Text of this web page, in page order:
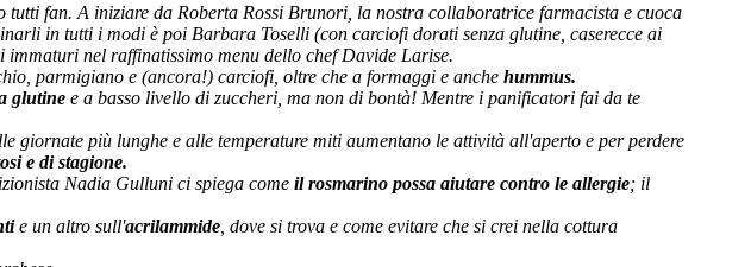
fan. A iniziare da Roberta Rossi Brunori, la nostra collaboratrice farmacista e cuoca
in tutti i modi è poi Barbara Toselli (con carciofi dorati senza glutine, caserecce ai
nel raffinatissimo menu dello chef Davide Larise.
parmigiano e (ancora!) carciofi, oltre che a formaggi e anche hummus.
glutine e a basso livello di zuccheri, ma non di bontà! Mentre i panificatori fai da te
più lunghe e alle temperature miti aumentano le attività all'aperto e per perdere
e di stagione.
Nadia Gulluni ci spiega come il rosmarino possa aiutare contro le allergie; il
e un altro sull'acrilammide , dove si trova e come evitare che si crei nella cottura